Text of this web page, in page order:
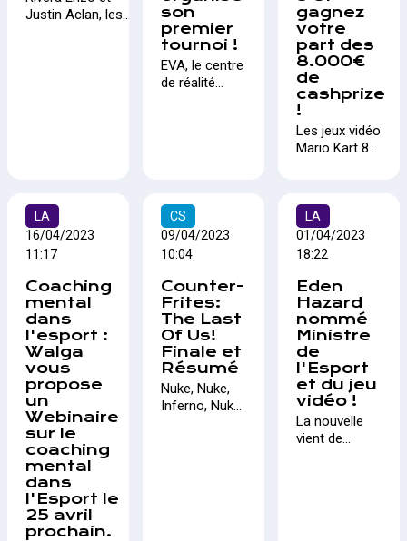
traite du sujet
! Il était resté
coincé dans
notre plume,
voilà qui est
débloqué !
Justin Aclan, les
financement via le
programme
Cap48, ils
espèrent apporter
jeu et des
formations
adaptées aux
personnes à
mobilité réduite,
mettant l'eSport à
la portée de tous.
son
premier
tournoi !
EVA, le centre
de réalité
grande
pompe avec
son premier
tournoi EVA,
1er mai. Cette
compétition
rassemblera
12 équipes de
4 joueurs, qui
s'affronteront
pour
remporter un
gagnez
votre
part des
8.000€
de
cashprize
!
Les jeux vidéo
Mario Kart 8
l'honneur lors
du festival "Les
Ardentes 2023"
déroulera en
deux phases,
avec des
qualifications
en ligne et hors
ligne entre avril
et juin, suivies
des grandes
finales dans la
Gaming Zone
LA
16/04/2023
11:17
Coaching
mental
dans
l'esport :
Walga
vous
propose
un
Webinaire
sur le
coaching
mental
dans
l'Esport le
25 avril
prochain.
CS
09/04/2023
10:04
Counter-
Frites:
The Last
Of Us!
Finale et
Résumé
Nuke, Nuke,
Inferno, Nuke
LA
01/04/2023
18:22
Eden
Hazard
nommé
Ministre
de
l'Esport
et du jeu
vidéo !
La nouvelle
vient de